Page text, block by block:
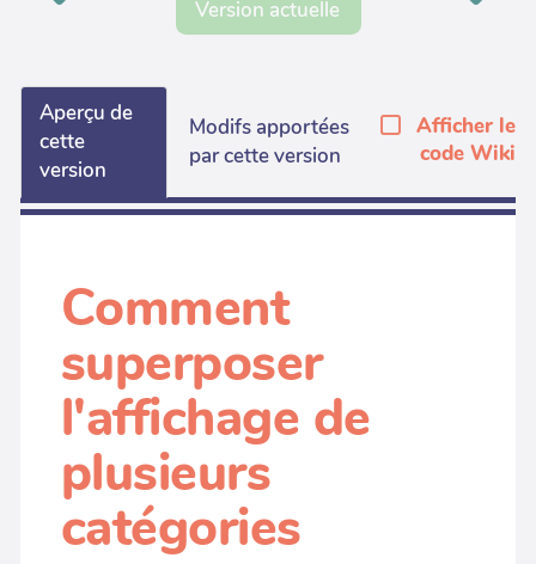
Version actuelle
Aperçu de
cette
version
Modifs apportées
par cette version
Afficher le
code Wiki
Comment
superposer
l'affichage de
plusieurs
catégories